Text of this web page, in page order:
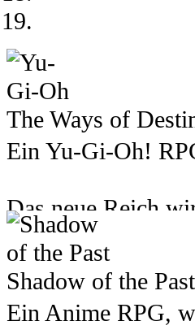
The Ways of
Ein Yu-Gi-Oh!
Das neue Reich
Atemu den
hat. Dadurch
Zukunft indessen
Shadow of the Past
Ein Anime RPG,